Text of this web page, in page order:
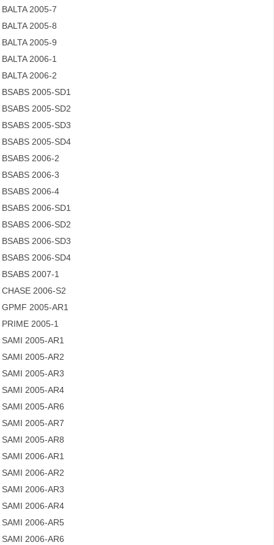
BALTA 2005-7
BALTA 2005-8
BALTA 2005-9
BALTA 2006-1
BALTA 2006-2
BSABS 2005-SD1
BSABS 2005-SD2
BSABS 2005-SD3
BSABS 2005-SD4
BSABS 2006-2
BSABS 2006-3
BSABS 2006-4
BSABS 2006-SD1
BSABS 2006-SD2
BSABS 2006-SD3
BSABS 2006-SD4
BSABS 2007-1
CHASE 2006-S2
GPMF 2005-AR1
PRIME 2005-1
SAMI 2005-AR1
SAMI 2005-AR2
SAMI 2005-AR3
SAMI 2005-AR4
SAMI 2005-AR6
SAMI 2005-AR7
SAMI 2005-AR8
SAMI 2006-AR1
SAMI 2006-AR2
SAMI 2006-AR3
SAMI 2006-AR4
SAMI 2006-AR5
SAMI 2006-AR6